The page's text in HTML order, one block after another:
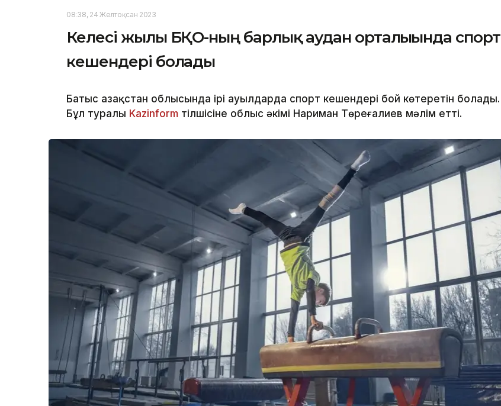
08:38, 24 Желтоқсан 2023
Келесі жылы БҚО-ның барлық аудан орталығында спорт
кешендері болады
Батыс Қазақстан облысында ірі ауылдарда спорт кешендері бой көтеретін болады.
Бұл туралы Kazinform тілшісіне облыс әкімі Нариман Төреғалиев мәлім етті.